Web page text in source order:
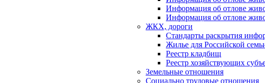
Информация об отлове
Информация об отлове
ЖКХ, дороги
Стандарты раскрытия
Жилье для Российской
Реестр кладбищ
Реестр хозяйствующих
Земельные отношения
Социально трудовые отношения